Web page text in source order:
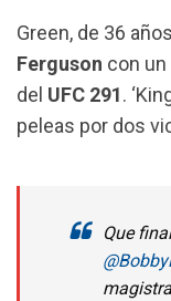
Green, de 36
Ferguson con un
del UFC 291.
peleas por dos
Que